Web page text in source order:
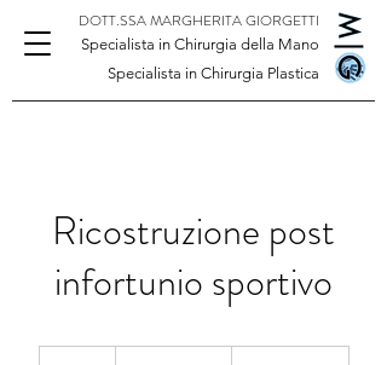
DOTT.SSA MARGHERITA GIORGETTI
Specialista in Chirurgia della Mano
Specialista in Chirurgia Plastica
Ricostruzione post
infortunio sportivo